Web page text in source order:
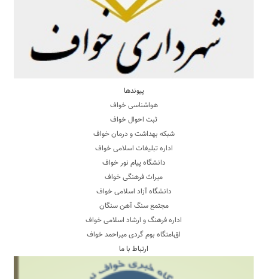
پیوندها
هواشناسی خواف
ثبت احوال خواف
شبکه بهداشت و درمان خواف
اداره تبلیغات اسلامی خواف
دانشگاه پیام نور خواف
میراث فرهنگی خواف
دانشگاه آزاد اسلامی خواف
مجتمع سنگ آهن سنگان
اداره فرهنگ و ارشاد اسلامی خواف
اقامتگاه بوم گردی میراحمد خواف
ارتباط با ما